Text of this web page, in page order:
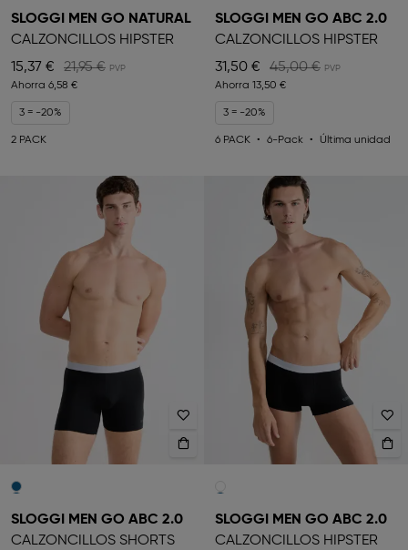
SLOGGI MEN GO NATURAL
CALZONCILLOS HIPSTER
15,37 €
21,95 €
Ahorra 6,58 €
3 = -20%
2 PACK
SLOGGI MEN GO ABC 2.0
CALZONCILLOS HIPSTER
31,50 €
45,00 €
Ahorra 13,50 €
3 = -20%
6 PACK 6-Pack Última unidad
SLOGGI MEN GO ABC 2.0
CALZONCILLOS SHORTS
SLOGGI MEN GO ABC 2.0
CALZONCILLOS HIPSTER